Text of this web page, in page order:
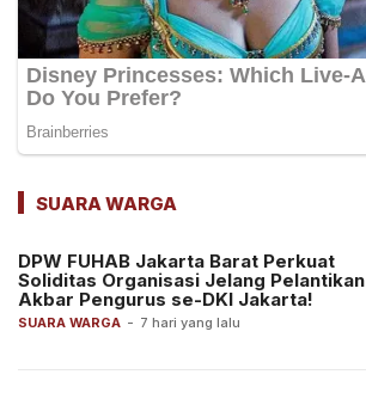
SUARA WARGA
SUARA WARGA - 7 hari yang lalu
DPW FUHAB Jakarta Barat Perkuat
Soliditas Organisasi Jelang Pelantikan
Akbar Pengurus se-DKI Jakarta!